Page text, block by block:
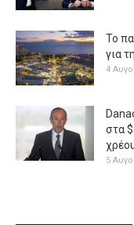
Το
για
4
στα
5